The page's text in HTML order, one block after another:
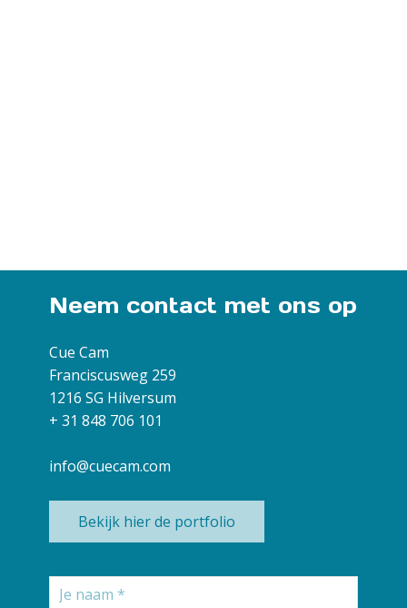
Neem contact met ons op
Cue Cam
Franciscusweg 259
1216 SG Hilversum
+ 31 848 706 101
info@cuecam.com
Bekijk hier de portfolio